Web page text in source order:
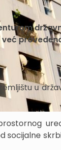
u
socijalne